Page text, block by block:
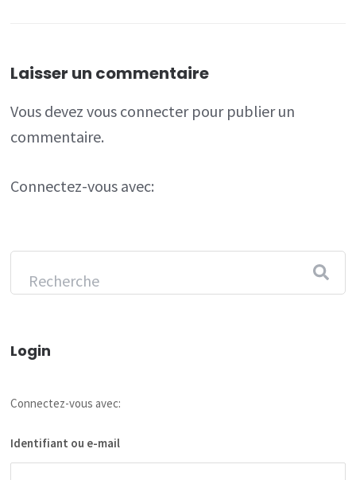
Laisser un commentaire
Vous devezvous connecterpour publier un
commentaire.
Connectez-vous avec:
Login
Connectez-vous avec:
Identifiant ou e-mail